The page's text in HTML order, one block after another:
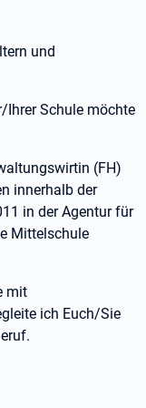
und
Ihrer Schule möchte
(FH)
innerhalb der
in der Agentur für
Mittelschule
mit
ich Euch/Sie